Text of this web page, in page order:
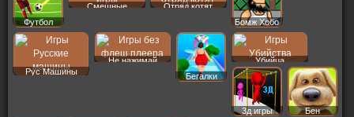
Футбол
Смешные
Отряд котят
Бомж Хобо
Рус Машины
Не нажимай
Бегалки
Убийца
3д игры Бен